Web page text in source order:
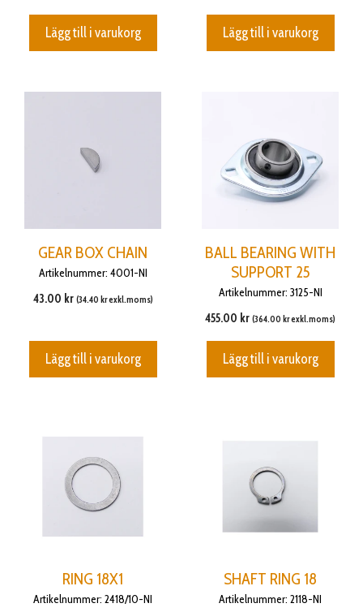
Lägg till i varukorg Lägg till i varukorg
GEAR BOX CHAIN
Artikelnummer: 4001-NI
43.00 kr (34.40 krexkl.moms)
Lägg till i varukorg
BALL BEARING WITH
SUPPORT 25
Artikelnummer: 3125-NI
455.00 kr (364.00 krexkl.moms)
Lägg till i varukorg
RING 18X1
Artikelnummer: 2418/10-NI
SHAFT RING 18
Artikelnummer: 2118-NI